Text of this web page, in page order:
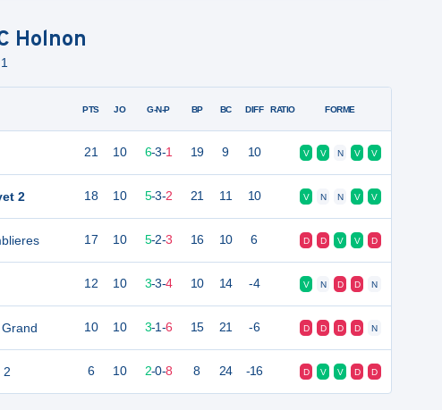
Holnon
2
2
PTS JO G-N-P BP BC DIFF RATIO FORME
21 10 6-3-1 19 9 10 V V N V V
18 10 5-3-2 21 11 10 V N N V V
17 10 5-2-3 16 10 6 D D V V D
12 10 3-3-4 10 14 -4 V N D D N
10 10 3-1-6 15 21 -6 D D D D N
6 10 2-0-8 8 24 -16 D V V D D